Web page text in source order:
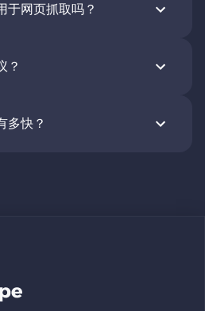
于网页抓取吗？
？
多快？